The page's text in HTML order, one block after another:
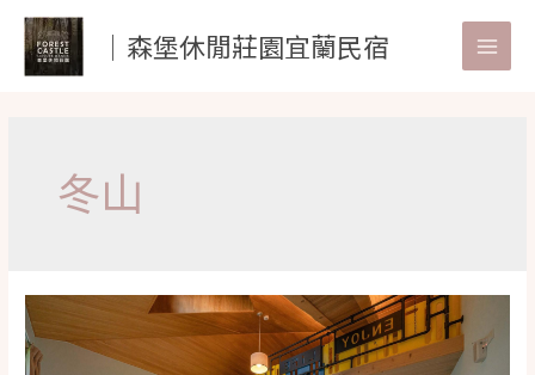
│森堡休閒莊園宜蘭民宿
Main
冬山